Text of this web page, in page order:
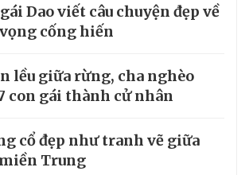
Dao viết câu chuyện đẹp về
cống hiến
lều giữa rừng, cha nghèo
con gái thành cử nhân
cổ đẹp như tranh vẽ giữa
Trung